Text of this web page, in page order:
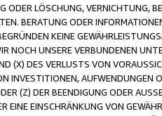
ODER LÖSCHUNG, VERNICHTUNG,
BERATUNG ODER
KEINE
NOCH UNSERE VERBUNDENEN
(X) DES VERLUSTS VON
INVESTITIONEN, AUFWENDUNGEN
(Z) DER BEENDIGUNG ODER
EINE EINSCHRÄNKUNG VON